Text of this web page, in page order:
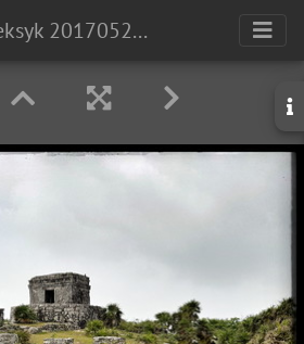
Meksyk 20170527 105333